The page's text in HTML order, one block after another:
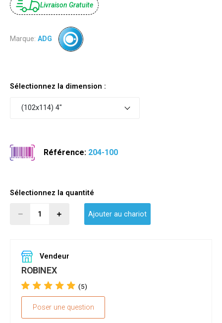
Livraison Gratuite
Marque: ADG
Sélectionnez la dimension :
(102x114) 4"
Référence: 204-100
Sélectionnez la quantité
Ajouter au chariot
Vendeur
ROBINEX
(5)
Poser une question